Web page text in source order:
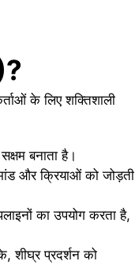
के लिए शक्तिशाली
बनाता है।
और क्रियाओं को जोड़ती
का उपयोग करता है,
शीघ्र प्रदर्शन को